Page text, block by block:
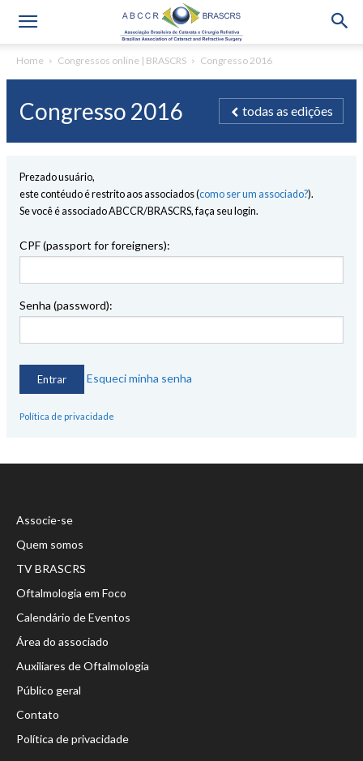
Home Congressos online | BRASCRS Congresso 2016
Congresso 2016 todas as edições
Prezado usuário,
este contéudo é restrito aos associados (como ser um associado?).
Se você é associado ABCCR/BRASCRS, faça seu login.
CPF (passport for foreigners):
Senha (password):
Esqueci minha senha
Política de privacidade
Associe-se
Quem somos
TV BRASCRS
Oftalmologia em Foco
Calendário de Eventos
Área do associado
Auxiliares de Oftalmologia
Público geral
Contato
Política de privacidade